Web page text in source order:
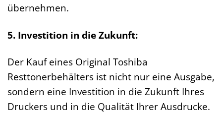
übernehmen.
5. Investition in die Zukunft:
Der Kauf eines Original Toshiba
Resttonerbehälters ist nicht nur eine Ausgabe,
sondern eine Investition in die Zukunft Ihres
Druckers und in die Qualität Ihrer Ausdrucke.